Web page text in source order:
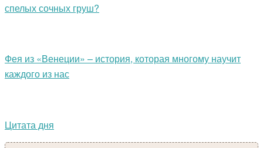
спелых сочных груш?
Фея из «Венеции» – история, которая многому научит
каждого из нас
Цитата дня